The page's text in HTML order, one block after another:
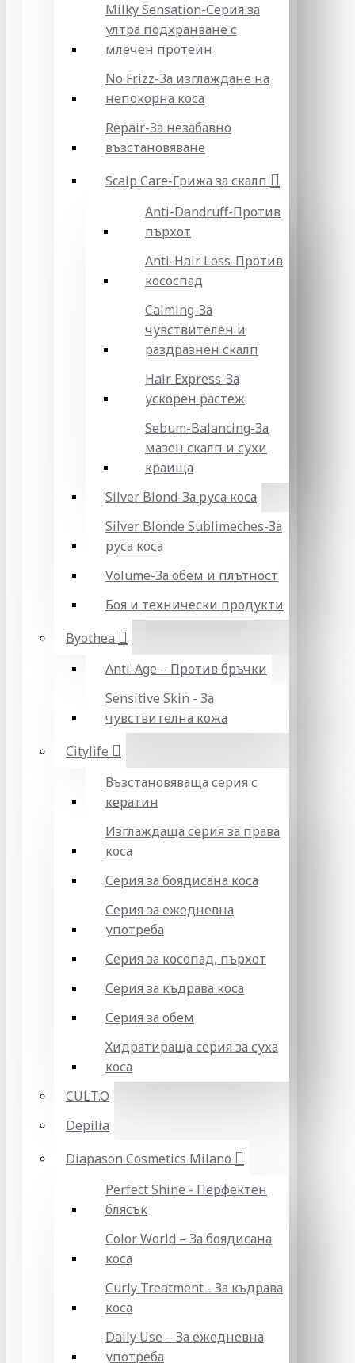
Milky Sensation-Серия за
ултра подхранване с
млечен протеин
No Frizz-За изглаждане на
непокорна коса
Repair-За незабавно
възстановяване
Scalp Care-Грижа за скалп
Anti-Dandruff-Против
пърхот
Anti-Hair Loss-Против
кососпад
Calming-За
чувствителен и
раздразнен скалп
Hair Express-За
ускорен растеж
Sebum-Balancing-За
мазен скалп и сухи
краища
Silver Blond-За руса коса
Silver Blonde Sublіmeches-За
руса коса
Volume-За обем и плътност
Боя и технически продукти
Byothea
Anti-Age – Против бръчки
Sensitive Skin - За
чувствителна кожа
Citylife
Възстановяваща серия с
кератин
Изглаждаща серия за права
коса
Серия за боядисана коса
Серия за ежедневна
употреба
Серия за косопад, пърхот
Серия за къдрава коса
Серия за обем
Хидратираща серия за суха
коса
CULT.O
Depilia
Diapason Cosmetics Milano
Perfect Shine - Перфектен
блясък
Color World – За боядисана
коса
Curly Treatment - За къдрава
коса
Daily Use – За ежедневна
употреба